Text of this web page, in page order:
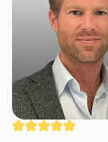
"Nick werkt